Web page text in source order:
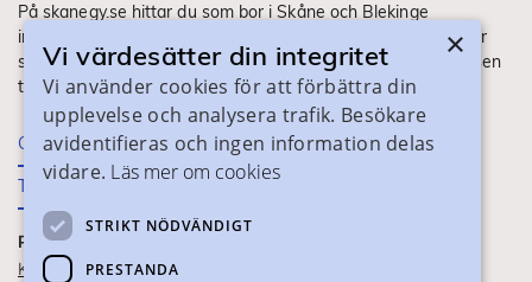
På skanegy.se hittar du som bor i Skåne och Blekinge
information om ditt gymnasieval. Här ser du vilka utbildningar
som finns och hur ansökan och antagning går till. Webbplatsen
tillhandahålls av Skånes Kommuner.
Om webbplatsen
Tillgänglighet
PRAKTISK INFORMATION
Kontaktuppgifter
×
Vi värdesätter din integritet
Vi använder cookies för att förbättra din
upplevelse och analysera trafik. Besökare
avidentifieras och ingen information delas
vidare. Läs mer om cookies
STRIKT NÖDVÄNDIGT
PRESTANDA